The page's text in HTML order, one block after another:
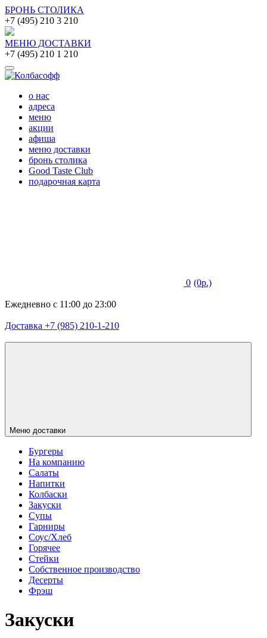
БРОНЬ СТОЛИКА
+7 (495) 210 3 210
МЕНЮ ДОСТАВКИ
+7 (495) 210 1 210
о нас
адреса
меню
акции
афиша
меню доставки
бронь столика
Good Taste Club
подарочная карта
0 (0р.)
Ежедневно с 11:00 до 23:00
Доставка +7 (985) 210-1-210
Меню доставки
Бургеры
На компанию
Салаты
Напитки
Колбаски
Закуски
Супы
Гарниры
Соус/Хлеб
Горячее
Стейки
Собственное производство
Десерты
Фрэш
Закуски